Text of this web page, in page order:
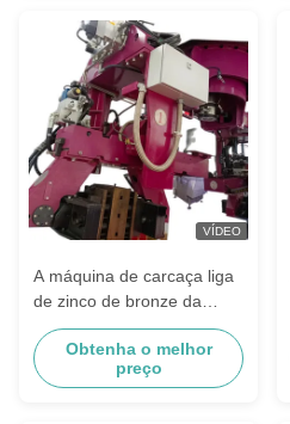
VÍDEO
A máquina de carcaça liga
de zinco de bronze da
baixa pressão automatizou
a operação
Obtenha o melhor
preço